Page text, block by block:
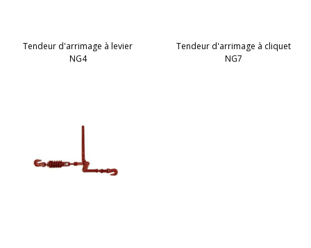
Tendeur d'arrimage à levier
NG4
Tendeur d'arrimage à cliquet
NG7